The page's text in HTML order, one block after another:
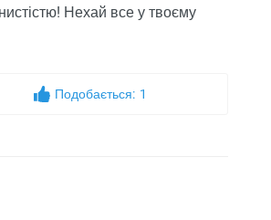
Нехай все у твоєму
Подобається: 1